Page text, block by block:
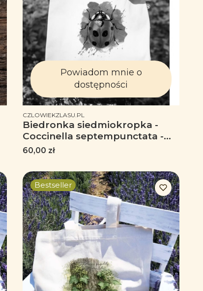
Powiadom mnie o
dostępności
PRODUCENT
CZLOWIEKZLASU.PL
Biedronka siedmiokropka -
Coccinella septempunctata -
Biedronka - Prezent dla
entomologa - Torba z
biedronką - Torba na ramię
Cena
60,00 zł
Bestseller